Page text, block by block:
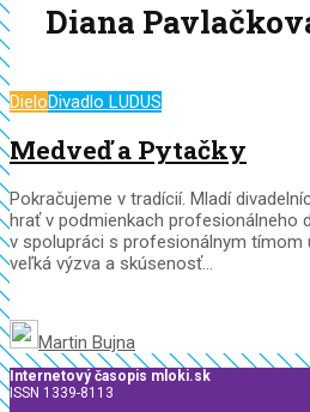
Diana
DieloDivadlo LUDUS
Medveď a Pytačky
Pokračujeme v tradícií. Mladí
hrať v podmienkach profesionálneho
v spolupráci s profesionálnym tímom
veľká výzva a skúsenosť...
Martin Bujna
Internetový časopis mloki.sk
ISSN 1339-8113